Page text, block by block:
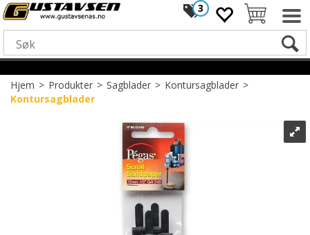
3
Hjem>Produkter>Sagblader>Kontursagblader>
Kontursagblader